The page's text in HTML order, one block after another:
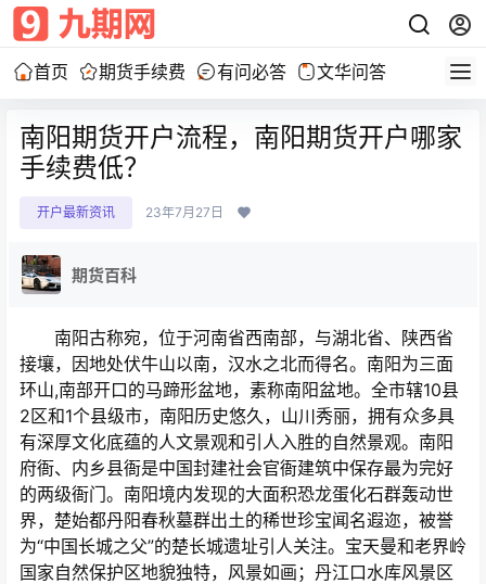
首页 期货手续费 有问必答 文华问答
南阳期货开户流程，南阳期货开户哪家
手续费低？
开户最新资讯 23年7月27日
期货百科
南阳古称宛，位于河南省西南部，与湖北省、陕西省
接壤，因地处伏牛山以南，汉水之北而得名。南阳为三面
环山,南部开口的马蹄形盆地，素称南阳盆地。全市辖10县
2区和1个县级市，南阳历史悠久，山川秀丽，拥有众多具
有深厚文化底蕴的人文景观和引人入胜的自然景观。南阳
府衙、内乡县衙是中国封建社会官衙建筑中保存最为完好
的两级衙门。南阳境内发现的大面积恐龙蛋化石群轰动世
界，楚始都丹阳春秋墓群出土的稀世珍宝闻名遐迩，被誉
为“中国长城之父”的楚长城遗址引人关注。宝天曼和老界岭
国家自然保护区地貌独特，风景如画；丹江口水库风景区